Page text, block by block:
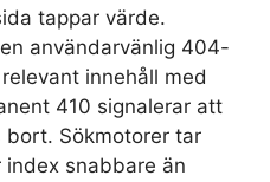
tappar värde.
användarvänlig 404-
innehåll med
410 signalerar att
Sökmotorer tar
snabbare än